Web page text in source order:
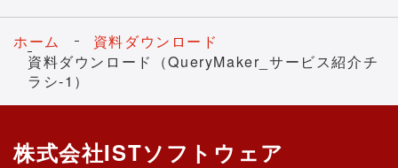
お預かりする個人情報の項目
本手続きでは、以下の項目をフォームに
社名/所属団体、電話番号、メールアドレ
ホーム
資料ダウンロード
資料ダウンロード（QueryMaker_サービス紹介チ
ラシ-1）
株式会社ISTソフトウェア